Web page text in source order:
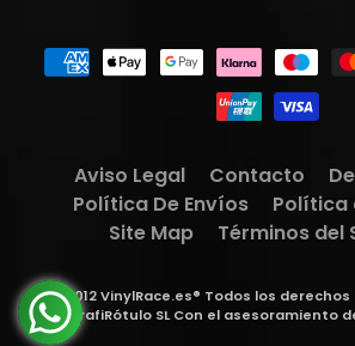
Aviso Legal Contacto
Política De Envíos
Política
Site Map
Términos del
2012 VinylRace.es® Todos los
GrafiRótulo SLCon el asesoramiento